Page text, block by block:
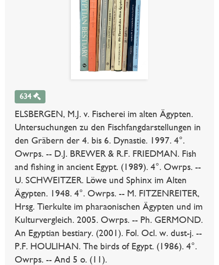
634
ELSBERGEN, M.J. v. Fischerei im alten Ägypten.
Untersuchungen zu den Fischfangdarstellungen in
den Gräbern der 4. bis 6. Dynastie. 1997. 4°.
Owrps. -- D.J. BREWER & R.F. FRIEDMAN. Fish
and fishing in ancient Egypt. (1989). 4°. Owrps. --
U. SCHWEITZER. Löwe und Sphinx im Alten
Ägypten. 1948. 4°. Owrps. -- M. FITZENREITER,
Hrsg. Tierkulte im pharaonischen Ägypten und im
Kulturvergleich. 2005. Owrps. -- Ph. GERMOND.
An Egyptian bestiary. (2001). Fol. Ocl. w. dust-j. --
P.F. HOULIHAN. The birds of Egypt. (1986). 4°.
Owrps. -- And 5 o. (11).